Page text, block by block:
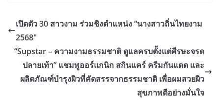
เปิดตัว 30 สาวงาม ร่วมชิงตำแหน่ง “นางสาวถิ่นไทยงาม
2568″
“Supstar – ความงามธรรมชาติ ดูแลครบตั้งแต่ศีรษะจรด
ปลายเท้า” แชมพูออร์แกนิก สกินแคร์ ครีมกันแดด และ
ผลิตภัณฑ์บำรุงผิวที่คัดสรรจากธรรมชาติ เพื่อผมสวยผิว
สุขภาพดีอย่างมั่นใจ